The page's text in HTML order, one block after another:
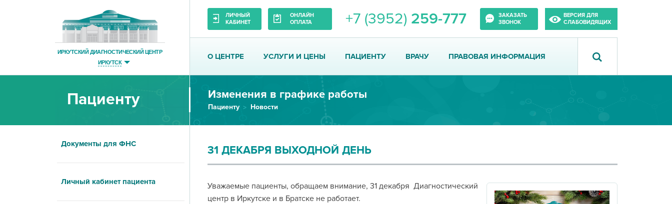
ИРКУТСКИЙ ДИАГНОСТИЧЕСКИЙ ЦЕНТР
ИРКУТСК
ЛИЧНЫЙ
КАБИНЕТ
ОНЛАЙН
ОПЛАТА
+7 (3952) 259-777
ЗАКАЗАТЬ
ЗВОНОК
ВЕРСИЯ ДЛЯ
СЛАБОВИДЯЩИХ
О ЦЕНТРЕ УСЛУГИ И ЦЕНЫ ПАЦИЕНТУ ВРАЧУ ПРАВОВАЯ ИНФОРМАЦИЯ
Пациенту Изменения в графике работы
Пациенту Новости
Документы для ФНС
Личный кабинет пациента
31 ДЕКАБРЯ ВЫХОДНОЙ ДЕНЬ
Уважаемые пациенты, обращаем внимание, 31 декабря Диагностический
центр в Иркутске и в Братске не работает.